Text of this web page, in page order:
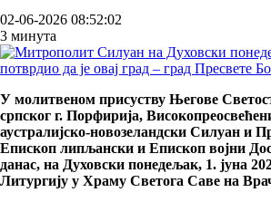
02-06-2026 08:52:02
3 минута
У молитвеном присуству Његове
српског г. Порфирија,
аустралијско-новозеландски Силуан и
Епископ липљански и Епископ војни
данас, на Духовски понедељак, 1. јуна
Литургију у Храму Светога Саве на